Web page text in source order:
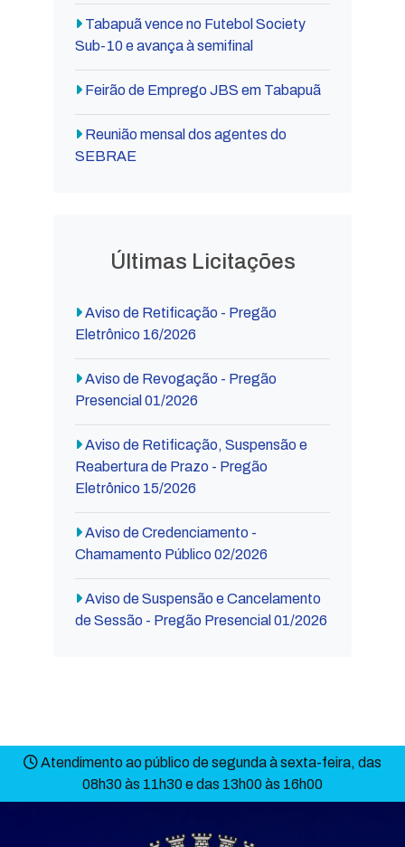
Tabapuã vence no Futebol Society
Sub-10 e avança à semifinal
Feirão de Emprego JBS em Tabapuã
Reunião mensal dos agentes do
SEBRAE
Últimas Licitações
Aviso de Retificação - Pregão
Eletrônico 16/2026
Aviso de Revogação - Pregão
Presencial 01/2026
Aviso de Retificação, Suspensão e
Reabertura de Prazo - Pregão
Eletrônico 15/2026
Aviso de Credenciamento -
Chamamento Público 02/2026
Aviso de Suspensão e Cancelamento
de Sessão - Pregão Presencial 01/2026
Atendimento ao público de segunda à sexta-feira, das
08h30 às 11h30 e das 13h00 às 16h00